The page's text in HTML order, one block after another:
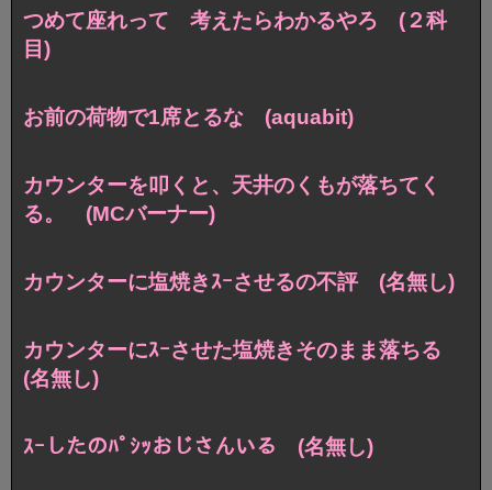
つめて座れって 考えたらわかるやろ (２科
目)
お前の荷物で1席とるな (aquabit)
カウンターを叩くと、天井のくもが落ちてく
る。 (MCバーナー)
カウンターに塩焼きｽｰさせるの不評 (名無し)
カウンターにｽｰさせた塩焼きそのまま落ちる
(名無し)
ｽｰしたのﾊﾟｼｯおじさんいる (名無し)